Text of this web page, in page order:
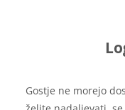
Gostje ne morejo